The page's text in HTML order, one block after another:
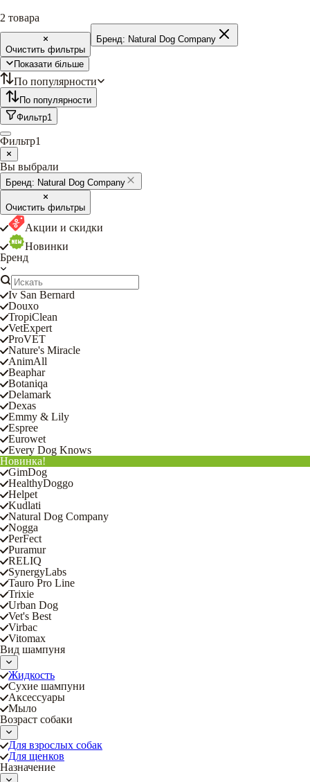
2 товара
Очистить фильтры
Бренд: Natural Dog Company
Показати більше
По популярности
По популярности
Фильтр1
Фильтр1
Вы выбрали
Бренд: Natural Dog Company
Очистить фильтры
Акции и скидки
Новинки
Бренд
Iv San Bernard
Douxo
TropiClean
VetExpert
ProVET
Nature's Miracle
AnimAll
Beaphar
Botaniqa
Delamark
Dexas
Emmy & Lily
Espree
Eurowet
Every Dog Knows
Новинка!
GimDog
HealthyDoggo
Helpet
Kudlati
Natural Dog Company
Nogga
PerFect
Puramur
RELIQ
SynergyLabs
Tauro Pro Line
Trixie
Urban Dog
Vet's Best
Virbac
Vitomax
Вид шампуня
Жидкость
Сухие шампуни
Аксессуары
Мыло
Возраст собаки
Для взрослых собак
Для щенков
Назначение